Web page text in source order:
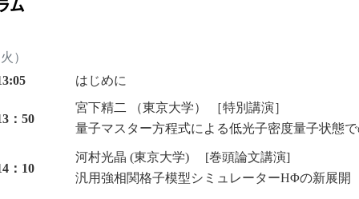
）
はじめに
：50
宮下精二 （東京大学） ［特別講演］
量子マスター方程式による低光子密度量子状態
：10
河村光晶 (東京大学) [巻頭論文講演]
汎用強相関格子模型シミュレーターHΦの新展開